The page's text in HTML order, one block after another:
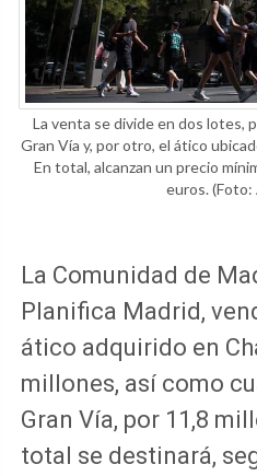
La venta se divide en dos lotes,
Gran Vía y, por otro, el ático
En total, alcanzan un precio
euros.(Foto:
La Comunidad de
Planifica Madrid,
ático adquirido en
millones, así como
Gran Vía, por 11,8
total se destinará,